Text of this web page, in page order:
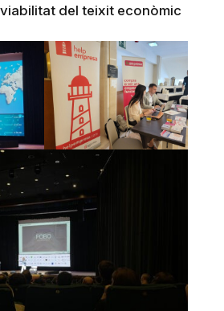
del teixit econòmic